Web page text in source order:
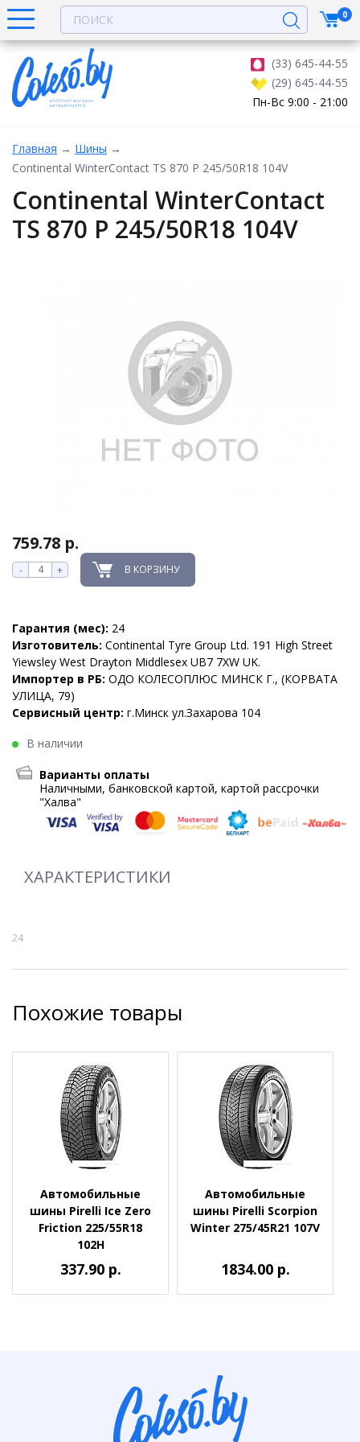
(33) 645-44-55
(29) 645-44-55
Пн-Вс 9:00 - 21:00
0
Главная → Шины →
Continental WinterContact TS 870 P 245/50R18 104V
Continental WinterContact
TS 870 P 245/50R18 104V
759.78 р.
- + В КОРЗИНУ
Гарантия (мес): 24
Изготовитель: Continental Tyre Group Ltd. 191 High Street
Yiewsley West Drayton Middlesex UB7 7XW UK.
Импортер в РБ: ОДО КОЛЕСОПЛЮС МИНСК Г., (КОРВАТА
УЛИЦА, 79)
Сервисный центр: г.Минск ул.Захарова 104
В наличии
Варианты оплаты
Наличными, банковской картой, картой рассрочки
"Халва"
ХАРАКТЕРИСТИКИ
24
Похожие товары
Автомобильные
шины Pirelli Ice Zero
Friction 225/55R18
102H
337.90 р.
Автомобильные
шины Pirelli Scorpion
Winter 275/45R21 107V
1834.00 р.